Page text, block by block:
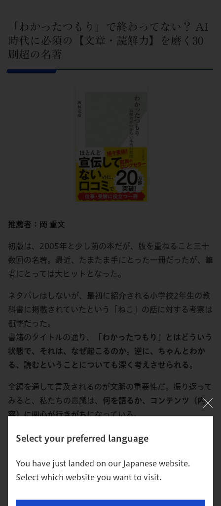
Select your preferred language
You have just landed on our Japanese website.
Select which website you want to visit.
「わかったつもり」で終わってない？ AI
時代に必須の【文章・読解力】を磨く30
刷超の名著
推薦者：岡 重文
初版は、2005年と少し前の本だが、版を重ねること三十
数回の名著。最近、たまたま手にとった一冊だったが、筆
者にとっては大ヒットとなった。
ネタバレはしないが、最初に紹介される小学校2年生の教
科書に掲載されていたという「ねこ」の話に対する考察は
衝撃だった。
書籍のタイトルの通り、
「わかったつもり」とはどういう
状態で、それは、なぜ起こるのか。逆に、ちゃんとわか
る、読むということについても深く考えさせられる。
全編を通して言及されるのが文脈の重要性だ。振り返って
みると、私たちの意識は、 何を語るか、コンテンツ（内
容）に関心が行きがちになっている。
りと作るということも、コンテンツを考える思考だ。
わかるというのも忘れてはいけない事実
かりと共有しよう」という表現で片づけられがちではある